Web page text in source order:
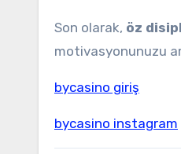
Son olarak, öz
motivasyonunuzu
bycasino giriş
bycasino instagram